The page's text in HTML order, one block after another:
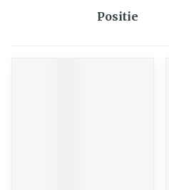
Sorteer op: